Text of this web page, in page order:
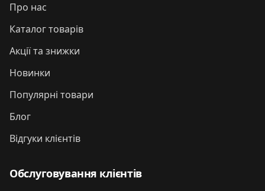
Про нас
Каталог товарів
Акції та знижки
Новинки
Популярні товари
Блог
Відгуки клієнтів
Обслуговування клієнтів